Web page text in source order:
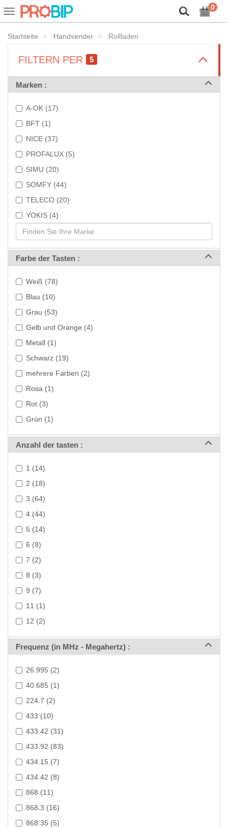
Ein-
oder
Ausblenden
der
0
Startseite Handsender Rollladen
FILTERN PER 5
Marken :
A-OK (17)
BFT (1)
NICE (37)
PROFALUX (5)
SIMU (20)
SOMFY (44)
TELECO (20)
YOKIS (4)
Farbe der Tasten :
Weiß (78)
Blau (10)
Grau (53)
Gelb und Orange (4)
Metall (1)
Schwarz (19)
mehrere Farben (2)
Rosa (1)
Rot (3)
Grün (1)
Anzahl der tasten :
1 (14)
2 (18)
3 (64)
4 (44)
5 (14)
6 (8)
7 (2)
8 (3)
9 (7)
11 (1)
12 (2)
Frequenz (in MHz - Megahertz) :
26.995 (2)
40.685 (1)
224.7 (2)
433 (10)
433.42 (31)
433.92 (83)
434.15 (7)
434.42 (8)
868 (11)
868.3 (16)
868.35 (5)
Lassen Sie uns unsere Cookies vorstellen!